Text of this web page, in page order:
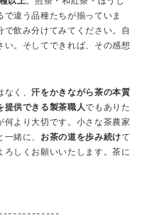
違う品種たちが揃っていま
飲み分けてみてください。自
。そしてできれば、その感想
なく、汗をかきながら茶の本質
提供できる製茶職人でもありた
より大切です。小さな茶農家
緒に、 お茶の道を歩み続けて
しくお願いいたします。茶に